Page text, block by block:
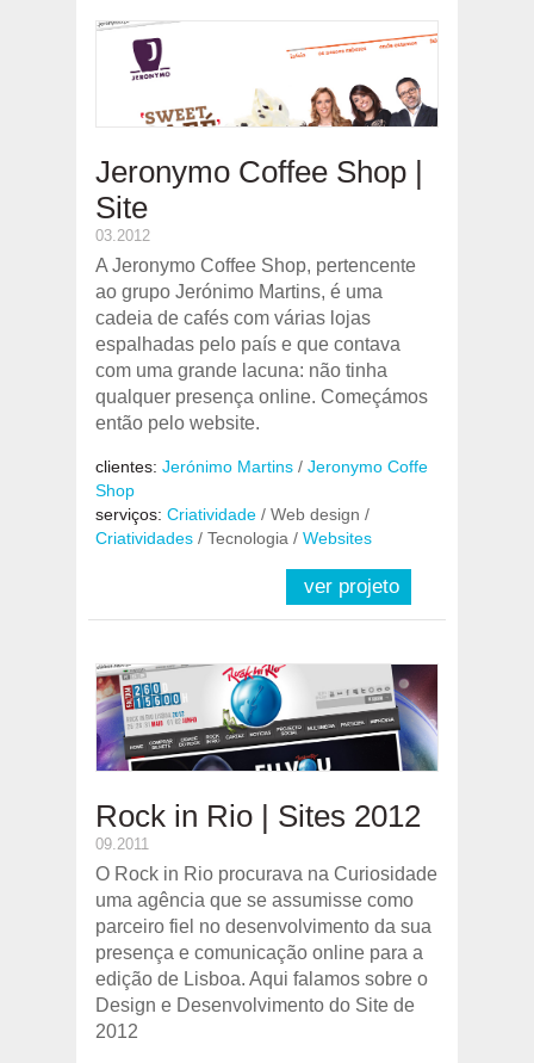
Jeronymo Coffee Shop |
Site
03.2012
A Jeronymo Coffee Shop, pertencente
ao grupo Jerónimo Martins, é uma
cadeia de cafés com várias lojas
espalhadas pelo país e que contava
com uma grande lacuna: não tinha
qualquer presença online. Começámos
então pelo website.
clientes: Jerónimo Martins / Jeronymo Coffe
Shop
serviços: Criatividade / Web design /
Criatividades / Tecnologia / Websites
ver projeto
Rock in Rio | Sites 2012
09.2011
O Rock in Rio procurava na Curiosidade
uma agência que se assumisse como
parceiro fiel no desenvolvimento da sua
presença e comunicação online para a
edição de Lisboa. Aqui falamos sobre o
Design e Desenvolvimento do Site de
2012